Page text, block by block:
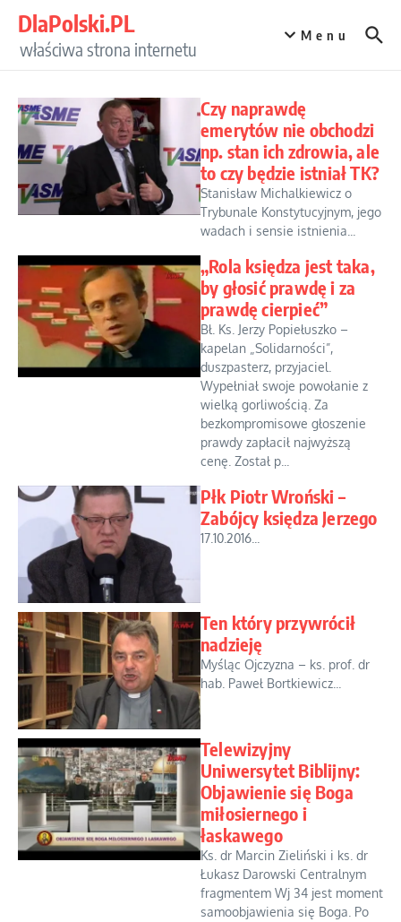
DlaPolski.PL
właściwa strona internetu
Menu
Czy naprawdę
emerytów nie obchodzi
np. stan ich zdrowia, ale
to czy będzie istniał TK?
Stanisław Michalkiewicz o
Trybunale Konstytucyjnym, jego
wadach i sensie istnienia...
„Rola księdza jest taka,
by głosić prawdę i za
prawdę cierpieć”
Bł. Ks. Jerzy Popiełuszko –
kapelan „Solidarności”,
duszpasterz, przyjaciel.
Wypełniał swoje powołanie z
wielką gorliwością. Za
bezkompromisowe głoszenie
prawdy zapłacił najwyższą
cenę. Został p...
Płk Piotr Wroński –
Zabójcy księdza Jerzego
17.10.2016...
Ten który przywrócił
nadzieję
Myśląc Ojczyzna – ks. prof. dr
hab. Paweł Bortkiewicz...
Telewizyjny
Uniwersytet Biblijny:
Objawienie się Boga
miłosiernego i
łaskawego
Ks. dr Marcin Zieliński i ks. dr
Łukasz Darowski Centralnym
fragmentem Wj 34 jest moment
samoobjawienia się Boga. Po